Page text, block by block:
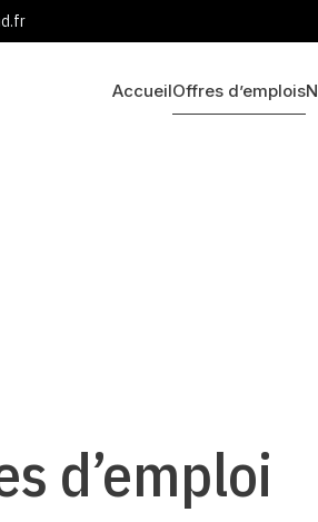
AccueilOffres d’emplois
d’emploi